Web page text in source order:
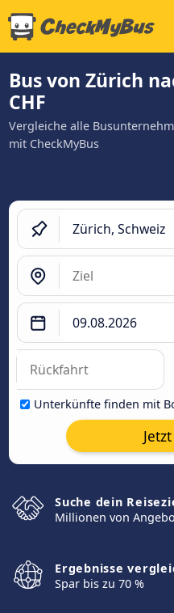
Bus von Zürich
CHF
Vergleiche alle
mit CheckMyBus
Unterkünfte finden mit
Suche dein
Millionen von
Ergebnisse
Spar bis zu 70 %